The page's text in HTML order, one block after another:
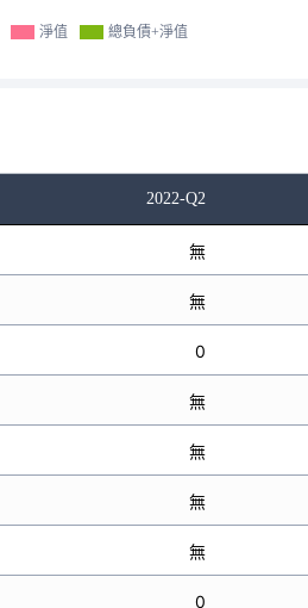
淨值 總負債+淨值
2022-Q2
無
無
0
無
無
無
無
0